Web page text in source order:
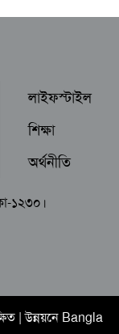
লাইফস্টাইল
শিক্ষা
অর্থনীতি
১২৩০।
| উন্নয়নে Bangla